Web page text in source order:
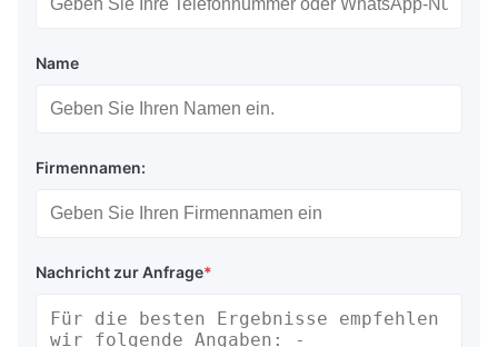
Name
Firmennamen:
Nachricht zur Anfrage*